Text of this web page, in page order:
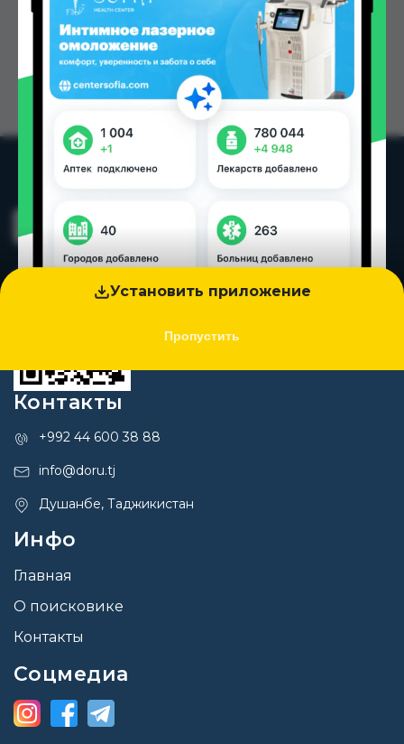
Установить приложение
Пропустить
Контакты
+992 44 600 38 88
info@doru.tj
Душанбе, Таджикистан
Инфо
Главная
О поисковике
Контакты
Соцмедиа